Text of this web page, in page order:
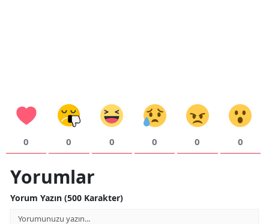
0 0 0 0 0 0
Yorumlar
Yorum Yazın (500 Karakter)